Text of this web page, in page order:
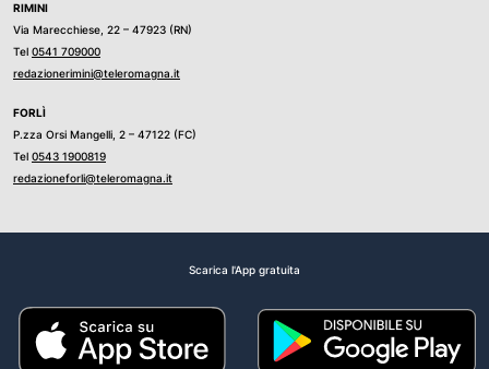
RIMINI
Via Marecchiese, 22 – 47923 (RN)
Tel 0541 709000
redazionerimini@teleromagna.it
FORLÌ
P.zza Orsi Mangelli, 2 – 47122 (FC)
Tel 0543 1900819
redazioneforli@teleromagna.it
Scarica l'App gratuita